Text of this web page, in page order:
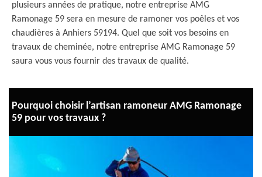
plusieurs années de pratique, notre entreprise AMG
Ramonage 59 sera en mesure de ramoner vos poêles et vos
chaudières à Anhiers 59194. Quel que soit vos besoins en
travaux de cheminée, notre entreprise AMG Ramonage 59
saura vous vous fournir des travaux de qualité.
Pourquoi choisir l’artisan ramoneur AMG Ramonage
59 pour vos travaux ?